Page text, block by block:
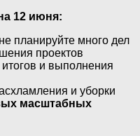
12 июня:
планируйте много дел
проектов
и выполнения
и уборки
масштабных